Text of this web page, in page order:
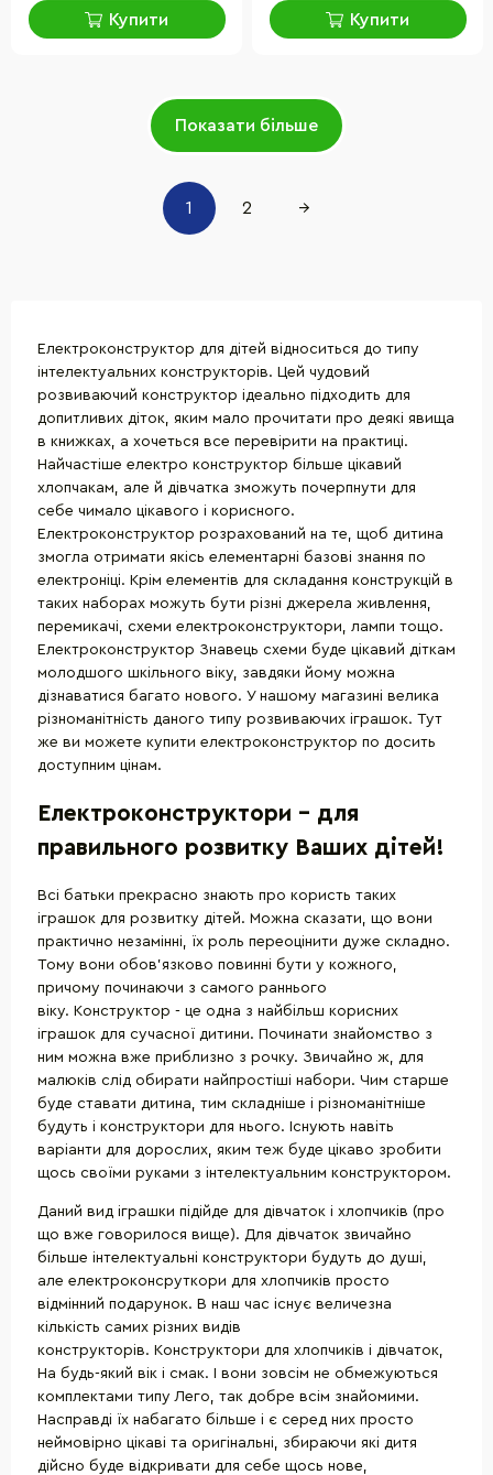
Купити Купити
Показати більше
1 2 →
Електроконструктор для дітей відноситься до типу
інтелектуальних конструкторів. Цей чудовий
розвиваючий конструктор ідеально підходить для
допитливих діток, яким мало прочитати про деякі явища
в книжках, а хочеться все перевірити на практиці.
Найчастіше електро конструктор більше цікавий
хлопчакам, але й дівчатка зможуть почерпнути для
себе чимало цікавого і корисного.
Електроконструктор розрахований на те, щоб дитина
змогла отримати якісь елементарні базові знання по
електроніці. Крім елементів для складання конструкцій в
таких наборах можуть бути різні джерела живлення,
перемикачі, схеми електроконструктори, лампи тощо.
Електроконструктор Знавець схеми буде цікавий діткам
молодшого шкільного віку, завдяки йому можна
дізнаватися багато нового. У нашому магазині велика
різноманітність даного типу розвиваючих іграшок. Тут
же ви можете купити електроконструктор по досить
доступним цінам.
Електроконструктори - для
правильного розвитку Ваших дітей!
Всі батьки прекрасно знають про користь таких
іграшок для розвитку дітей. Можна сказати, що вони
практично незамінні, їх роль переоцінити дуже складно.
Тому вони обов'язково повинні бути у кожного,
причому починаючи з самого раннього
віку. Конструктор - це одна з найбільш корисних
іграшок для сучасної дитини. Починати знайомство з
ним можна вже приблизно з рочку. Звичайно ж, для
малюків слід обирати найпростіші набори. Чим старше
буде ставати дитина, тим складніше і різноманітніше
будуть і конструктори для нього. Існують навіть
варіанти для дорослих, яким теж буде цікаво зробити
щось своїми руками з інтелектуальним конструктором.
Даний вид іграшки підійде для дівчаток і хлопчиків (про
що вже говорилося вище). Для дівчаток звичайно
більше інтелектуальні конструктори будуть до душі,
але електроконсруткори для хлопчиків просто
відмінний подарунок. В наш час існує величезна
кількість самих різних видів
конструкторів. Конструктори для хлопчиків і дівчаток,
На будь-який вік і смак. І вони зовсім не обмежуються
комплектами типу Лего, так добре всім знайомими.
Насправді їх набагато більше і є серед них просто
неймовірно цікаві та оригінальні, збираючи які дитя
дійсно буде відкривати для себе щось нове,